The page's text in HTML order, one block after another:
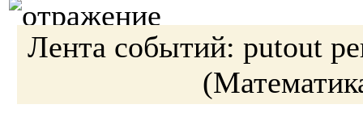
Лента событий: putout